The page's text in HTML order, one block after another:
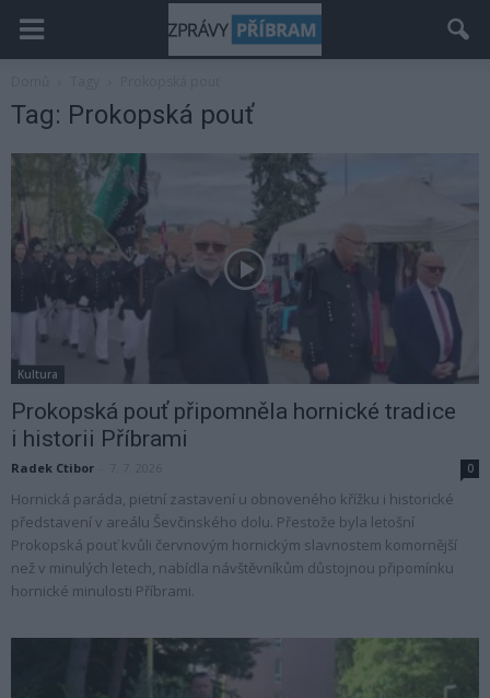
Tag: Prokopská pouť
Kultura
Prokopská pouť připomněla hornické tradice
i historii Příbrami
Radek Ctibor 0
Hornická paráda, pietní zastavení u obnoveného křížku i historické
představení v areálu Ševčinského dolu. Přestože byla letošní
Prokopská pouť kvůli červnovým hornickým slavnostem komornější
než v minulých letech, nabídla návštěvníkům důstojnou připomínku
hornické minulosti Příbrami.